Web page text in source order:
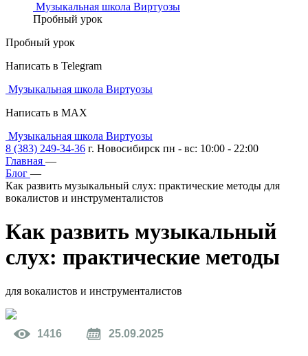
Музыкальная школа Виртуозы
Пробный урок
Пробный урок
Написать в Telegram
Музыкальная школа Виртуозы
Написать в MAX
Музыкальная школа Виртуозы
8 (383) 249-34-36 г. Новосибирск пн - вс: 10:00 - 22:00
Главная —
Блог —
Как развить музыкальный слух: практические методы для
вокалистов и инструменталистов
Как развить музыкальный
слух: практические методы
для вокалистов и инструменталистов
1416 25.09.2025